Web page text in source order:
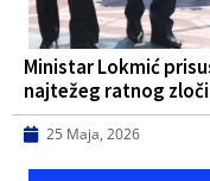
Ministar Lokmić
najtežeg ratnog
25 Maja, 2026